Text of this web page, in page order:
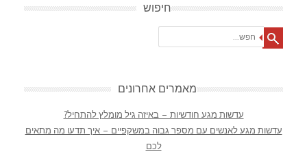
חיפוש
מאמרים אחרונים
עדשות מגע חודשיות – באיזה גיל מומלץ להתחיל?
עדשות מגע לאנשים עם מספר גבוה במשקפיים – איך תדעו מה מתאים
לכם